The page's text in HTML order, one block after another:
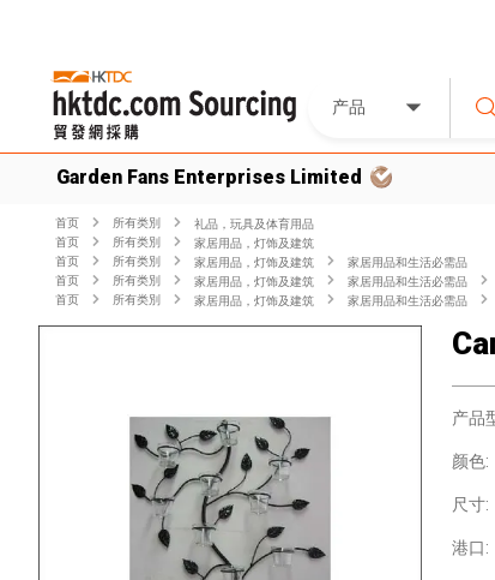
产品
Garden Fans Enterprises Limited
首页 所有类別
礼品，玩具及体育用品
首页
所有类別
家居用品，灯饰及建筑
首页
所有类別 家居用品，灯饰及建筑
家居用品和生活必需品
首页
所有类別 家居用品，灯饰及建筑 家居用品和生活必需品
首页
所有类別 家居用品，灯饰及建筑 家居用品和生活必需品
产品
颜色:
尺寸:
港口: